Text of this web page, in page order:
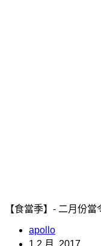
【食當季】- 二月份
apollo